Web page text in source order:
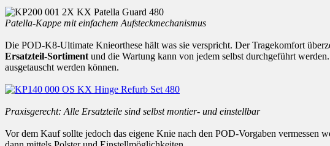
Patella-Kappe mit einfachem Aufsteckmechanismus
Die POD-K8-Ultimate Knieorthese hält was sie verspricht. Der Tragekomfort
Ersatzteil-Sortiment und die Wartung kann von jedem selbst durchgeführt
ausgetauscht werden können.
Praxisgerecht: Alle Ersatzteile sind selbst montier- und einstellbar
Vor dem Kauf sollte jedoch das eigene Knie nach den POD-Vorgaben